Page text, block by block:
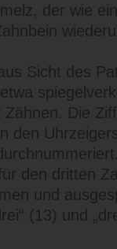
der wie
Sicht des
Die
den
den dritten
und
(13) und